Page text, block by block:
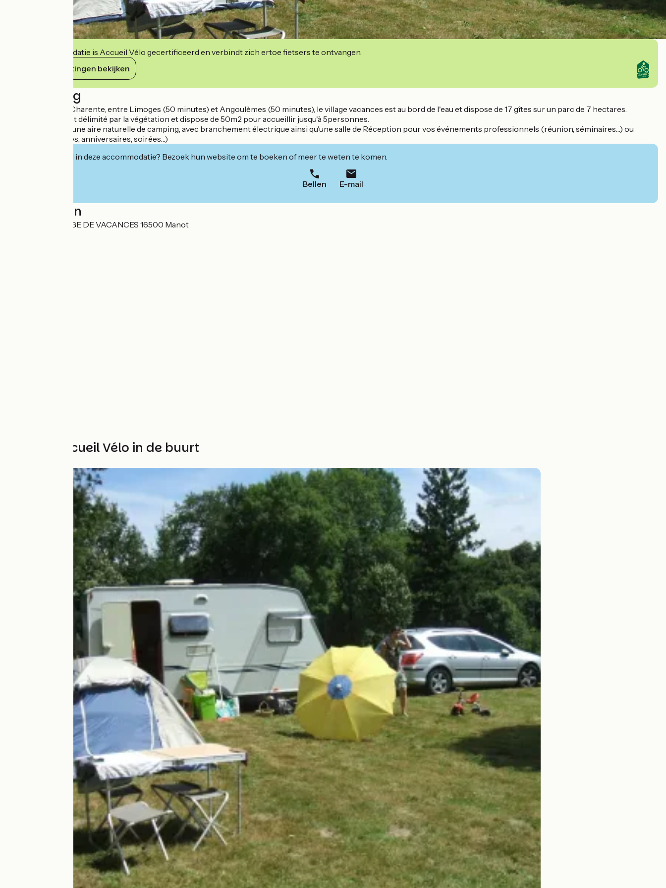
Deze accommodatie is Accueil Vélo gecertificeerd en verbindt zich ertoe fietsers te ontvangen.
Haar verplichtingen bekijken
Beschrijving
Situé à Manot en Charente, entre Limoges (50 minutes) et Angoulèmes (50 minutes), le village vacances est au bord de l'eau et dispose de 17 gîtes sur un parc de 7 hectares.
Chaque espace est délimité par la végétation et dispose de 50m2 pour accueillir jusqu'à 5personnes.
Nous avons aussi une aire naturelle de camping, avec branchement électrique ainsi qu'une salle de Réception pour vos événements professionnels (réunion, séminaires…) ou
familiaux (mariages, anniversaires, soirées…)
Geïnteresseerd in deze accommodatie? Bezoek hun website om te boeken of meer te weten te komen.
Bellen E-mail
Localisation
11 RUE DU VILLAGE DE VACANCES 16500 Manot
Andere Accueil Vélo in de buurt